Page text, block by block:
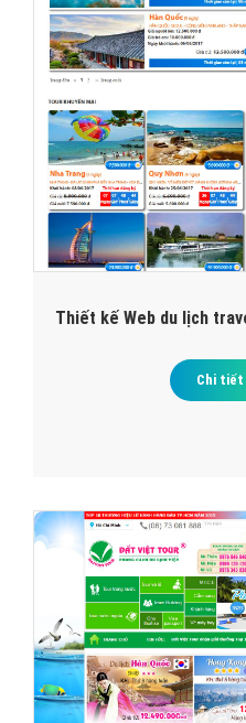
Thiết kế Web du lịch
Chi tiết